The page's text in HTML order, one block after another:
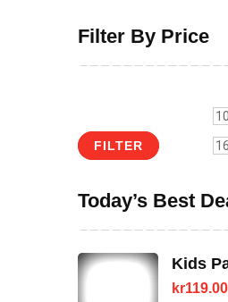
Filter By Price
FILTER
Today’s Best
Kids
kr119.00